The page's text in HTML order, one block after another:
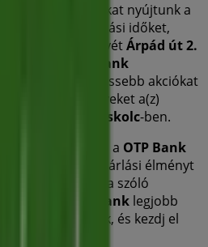
információkat nyújtunk a
a nyitvatartási időket,
üzlet pontos helyétÁrpád út 2.
legújabb
OTP Bank
a legfrissebb akciókat
kedvezményeket a(z)
Miskolc-ben.
hogy ellátogass a OTP Bank
címen, és teljes vásárlási élményt
hónapra szóló
a
OTP Bank legjobb
el hozzánk, és kezdj el